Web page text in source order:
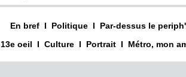
En bref I Politique I
Par-dessus le periph'
13e oeil
I Culture I Portrait I Métro, mon